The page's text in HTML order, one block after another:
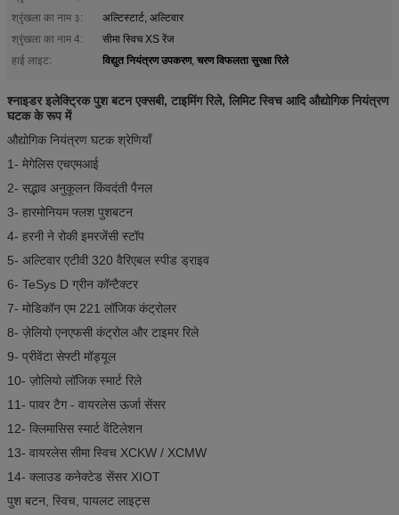
श्रृंखला का नाम ३:
अल्टिस्टार्ट, अल्टिवार
श्रृंखला का नाम 4:
सीमा स्विच XS रेंज
हाई लाइट:
विद्युत नियंत्रण उपकरण, चरण विफलता सुरक्षा रिले
श्नाइडर इलेक्ट्रिक पुश बटन एक्सबी, टाइमिंग रिले, लिमिट स्विच आदि औद्योगिक नियंत्रण
घटक के रूप में
औद्योगिक नियंत्रण घटक श्रेणियाँ
1- मेगेलिस एचएमआई
2- सद्भाव अनुकूलन किंवदंती पैनल
3- हारमोनियम फ्लश पुशबटन
4- हरनी ने रोकी इमरजेंसी स्टॉप
5- अल्टिवार एटीवी 320 वैरिएबल स्पीड ड्राइव
6- TeSys D ग्रीन कॉन्टैक्टर
7- मोडिकॉन एम 221 लॉजिक कंट्रोलर
8- ज़ेलियो एनएफसी कंट्रोल और टाइमर रिले
9- प्रीवेंटा सेफ्टी मॉड्यूल
10- ज़ोलियो लॉजिक स्मार्ट रिले
11- पावर टैग - वायरलेस ऊर्जा सेंसर
12- क्लिमासिस स्मार्ट वेंटिलेशन
13- वायरलेस सीमा स्विच XCKW / XCMW
14- क्लाउड कनेक्टेड सेंसर XIOT
पुश बटन, स्विच, पायलट लाइट्स